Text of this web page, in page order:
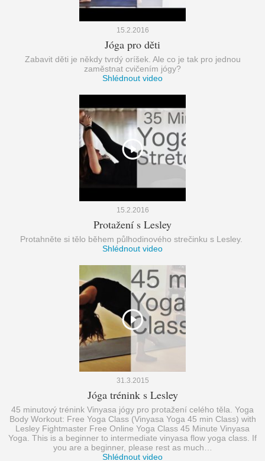
15.2.2016
Jóga pro děti
Zabavit děti je někdy tvrdý oríšek. Ale co je tak pro jednou
zaměstnat cvičením jógy?
Shlédnout video
15.2.2016
Protažení s Lesley
Protahněte si tělo během půlhodinového strečinku s Lesley.
Shlédnout video
31.3.2015
Jóga trénink s Lesley
45 minutový trénink Vinyasa jógy pro protažení celého těla. Yoga
Body Workout: Free Yoga Class (Vinyasa Yoga 45 min Class) with
Lesley Fightmaster Free Online Yoga Class 45 Minute Vinyasa
Yoga. This is a beginner to intermediate vinyasa flow yoga class. If
you are a beginner, please rest as much…
Shlédnout video